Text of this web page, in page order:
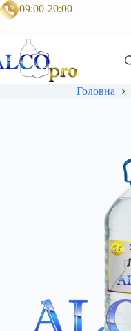
Перейти
до
09:00-20:00
Головна